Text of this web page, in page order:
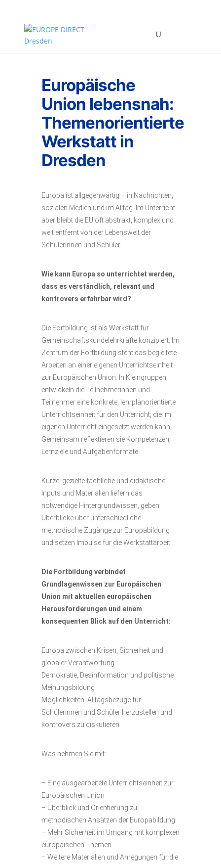
Europäische
Union lebensnah:
Themenorientierte
Werkstatt in
Dresden
Europa ist allgegenwärtig – in Nachrichten,
sozialen Medien und im Alltag. Im Unterricht
aber bleibt die EU oft abstrakt, komplex und
weit entfernt von der Lebenswelt der
Schülerinnen und Schüler.
Wie kann Europa so unterrichtet werden,
dass es verständlich, relevant und
kontrovers erfahrbar wird?
Die Fortbildung ist als Werkstatt für
Gemeinschaftskundelehrkräfte konzipiert. Im
Zentrum der Fortbildung steht das begleitete
Arbeiten an einer eigenen Unterrichtseinheit
zur Europäischen Union. In Kleingruppen
entwickeln die Teilnehmerinnen und
Teilnehmer eine konkrete, lehrplanorientierte
Unterrichtseinheit für den Unterricht, die im
eigenen Unterricht eingesetzt werden kann.
Gemeinsam reflektieren sie Kompetenzen,
Lernziele und Aufgabenformate.
Kurze, gezielte fachliche und didaktische
Inputs und Materialien liefern das
notwendige Hintergrundwissen, geben
Überblicke über unterschiedliche
methodische Zugänge zur Europabildung
und setzen Impulse für die Werkstattarbeit.
Die Fortbildung verbindet
Grundlagenwissen zur Europäischen
Union mit aktuellen europäischen
Herausforderungen und einem
konsequenten Blick auf den Unterricht:
Europa zwischen Krisen, Sicherheit und
globaler Verantwortung
Demokratie, Desinformation und politische
Meinungsbildung
Möglichkeiten, Alltagsbezüge für
Schülerinnen und Schüler herzustellen und
kontrovers zu diskutieren
Was nehmen Sie mit:
– Eine ausgearbeitete Unterrichtseinheit zur
Europäischen Union
– Überblick und Orientierung zu
methodischen Ansätzen der Europabildung
– Mehr Sicherheit im Umgang mit komplexen
europäischen Themen
– Weitere Materialien und Anregungen für die